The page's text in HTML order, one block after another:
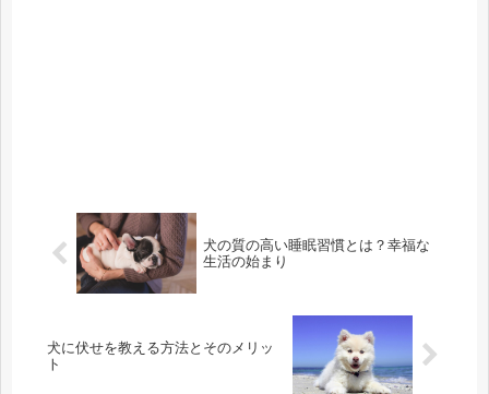
犬の質の高い睡眠習慣とは？幸福な
生活の始まり
犬に伏せを教える方法とそのメリッ
ト